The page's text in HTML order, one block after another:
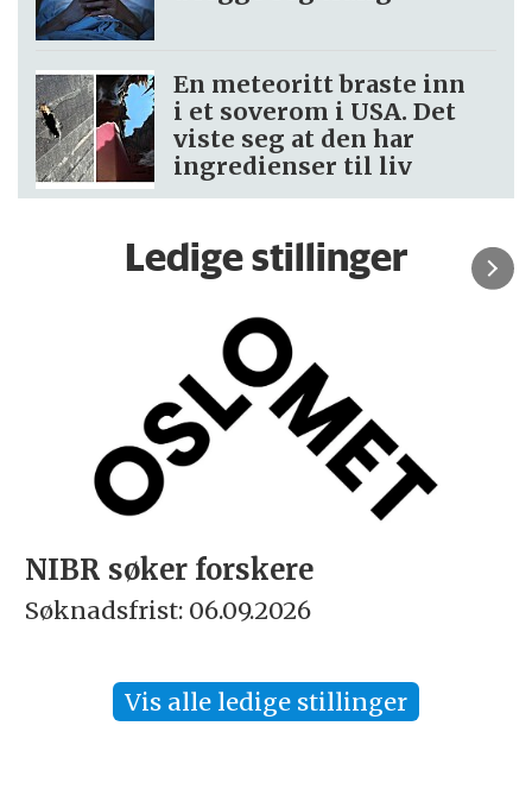
En meteoritt braste inn
i et soverom i USA. Det
viste seg at den har
ingredienser til liv
Ledige stillinger
NIBR søker forskere
Søknadsfrist: 06.09.2026
Vis alle ledige stillinger